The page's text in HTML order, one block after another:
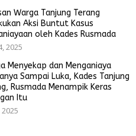
Warga Tanjung Terang
Aksi Buntut Kasus
oleh Kades Rusmada
2025
Menyekap dan Menganiaya
Sampai Luka, Kades Tanjung
Rusmada Menampik Keras
Itu
2025